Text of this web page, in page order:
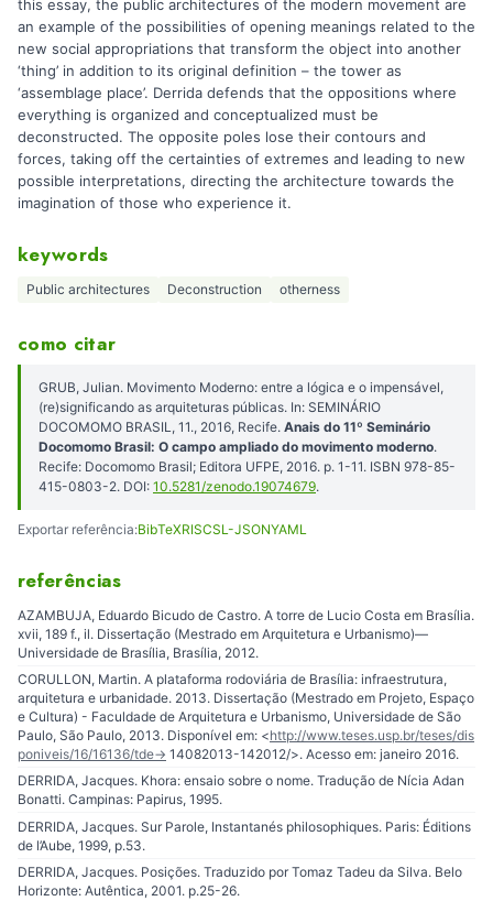
this essay, the public architectures of the modern movement are
an example of the possibilities of opening meanings related to the
new social appropriations that transform the object into another
‘thing’ in addition to its original definition – the tower as
‘assemblage place’. Derrida defends that the oppositions where
everything is organized and conceptualized must be
deconstructed. The opposite poles lose their contours and
forces, taking off the certainties of extremes and leading to new
possible interpretations, directing the architecture towards the
imagination of those who experience it.
keywords
Public architectures Deconstruction otherness
como citar
GRUB, Julian. Movimento Moderno: entre a lógica e o impensável,
(re)significando as arquiteturas públicas. In: SEMINÁRIO
DOCOMOMO BRASIL, 11., 2016, Recife. Anais do 11º Seminário
Docomomo Brasil: O campo ampliado do movimento moderno.
Recife: Docomomo Brasil; Editora UFPE, 2016. p. 1-11. ISBN 978-85-
415-0803-2. DOI: 10.5281/zenodo.19074679.
Exportar referência:BibTeXRISCSL-JSONYAML
referências
AZAMBUJA, Eduardo Bicudo de Castro. A torre de Lucio Costa em Brasília.
xvii, 189 f., il. Dissertação (Mestrado em Arquitetura e Urbanismo)—
Universidade de Brasília, Brasília, 2012.
CORULLON, Martin. A plataforma rodoviária de Brasília: infraestrutura,
arquitetura e urbanidade. 2013. Dissertação (Mestrado em Projeto, Espaço
e Cultura) - Faculdade de Arquitetura e Urbanismo, Universidade de São
Paulo, São Paulo, 2013. Disponível em: <http://www.teses.usp.br/teses/dis
poniveis/16/16136/tde- > 14082013-142012/>. Acesso em: janeiro 2016.
DERRIDA, Jacques. Khora: ensaio sobre o nome. Tradução de Nícia Adan
Bonatti. Campinas: Papirus, 1995.
DERRIDA, Jacques. Sur Parole, Instantanés philosophiques. Paris: Éditions
de l’Aube, 1999, p.53.
DERRIDA, Jacques. Posições. Traduzido por Tomaz Tadeu da Silva. Belo
Horizonte: Autêntica, 2001. p.25-26.